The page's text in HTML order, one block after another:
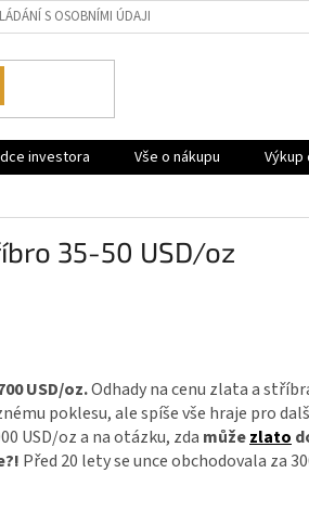
S OSOBNÍMI ÚDAJI
investora Vše o nákupu Výkup
35-50 USD/oz
USD/oz.Odhady na cenu zlata a
poklesu, ale spíše vše hraje pro
USD/oz a na otázku, zda můžezlato
Před 20 lety se unce obchodovala za